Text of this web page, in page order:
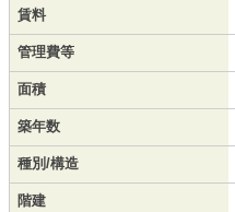
賃料
管理費等
面積
築年数
種別/構造
階建